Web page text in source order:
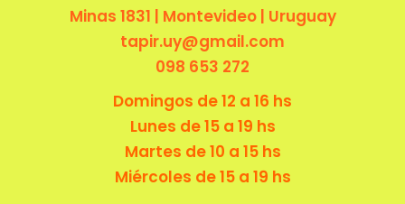
Minas 1831 | Montevideo | Uruguay
tapir.uy@gmail.com
098 653 272
Domingos de 12 a 16 hs
Lunes de 15 a 19 hs
Martes de 10 a 15 hs
Miércoles de 15 a 19 hs